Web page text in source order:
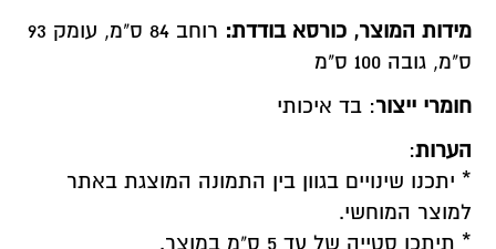
מידות המוצר,כורסא בודדת:
רוחב 84 ס"מ, עומק 93
ס"מ, גובה 100 ס"מ
חומרי ייצור: בד איכותי
הערות:
* יתכנו שינויים בגוון בין התמונה המוצגת באתר
למוצר המוחשי.
* תיתכן סטייה של עד 5 ס"מ במוצר.